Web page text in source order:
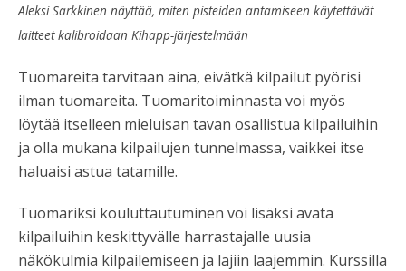
Aleksi Sarkkinen näyttää, miten pisteiden antamiseen käytettävät
laitteet kalibroidaan Kihapp-järjestelmään
Tuomareita tarvitaan aina, eivätkä kilpailut pyörisi
ilman tuomareita. Tuomaritoiminnasta voi myös
löytää itselleen mieluisan tavan osallistua kilpailuihin
ja olla mukana kilpailujen tunnelmassa, vaikkei itse
haluaisi astua tatamille.
Tuomariksi kouluttautuminen voi lisäksi avata
kilpailuihin keskittyvälle harrastajalle uusia
näkökulmia kilpailemiseen ja lajiin laajemmin. Kurssilla